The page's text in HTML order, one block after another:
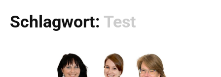
Schlagwort: Test